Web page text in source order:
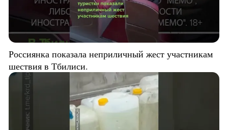
Россиянка показала неприличный жест участникам
шествия в Тбилиси.